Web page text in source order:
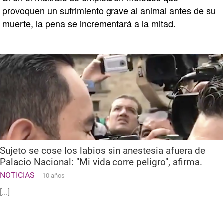
provoquen un sufrimiento grave al animal antes de su
muerte, la pena se incrementará a la mitad.
Sujeto se cose los labios sin anestesia afuera de
Palacio Nacional: "Mi vida corre peligro", afirma.
NOTICIAS 10 años
[...]